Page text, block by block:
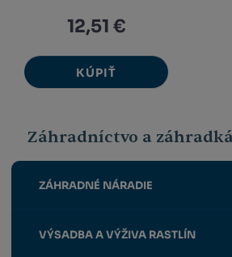
12,51 €
KÚPIŤ
Záhradníctvo a
ZÁHRADNÉ NÁRADIE
VÝSADBA A VÝŽIVA RASTLÍN